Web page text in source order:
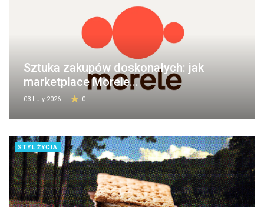
Sztuka zakupów doskonałych: jak
marketplace Morele...
03 Luty 2026 0
STYL ŻYCIA